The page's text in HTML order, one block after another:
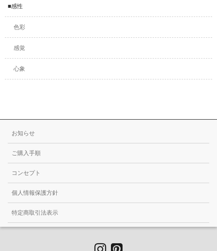
■感性
色彩
感覚
心象
お知らせ
ご購入手順
コンセプト
個人情報保護方針
特定商取引法表示